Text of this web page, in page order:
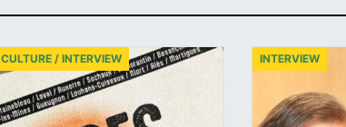
CULTURE / INTERVIEW INTERVIEW